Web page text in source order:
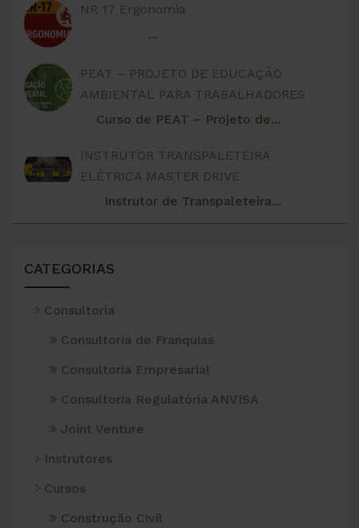
NR 17 Ergonomia
...
PEAT – PROJETO DE EDUCAÇÃO
AMBIENTAL PARA TRABALHADORES
Curso de PEAT – Projeto de...
INSTRUTOR TRANSPALETEIRA
ELÉTRICA MASTER DRIVE
Instrutor de Transpaleteira...
CATEGORIAS
Consultoria
Consultoria de Franquias
Consultoria Empresarial
Consultoria Regulatória ANVISA
Joint Venture
Instrutores
Cursos
Construção Civil